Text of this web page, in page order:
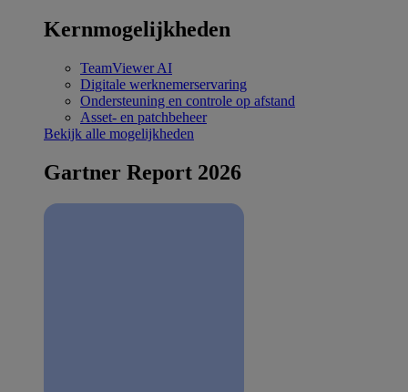
Kernmogelijkheden
TeamViewer AI
Digitale werknemerservaring
Ondersteuning en controle op afstand
Asset- en patchbeheer
Bekijk alle mogelijkheden
Gartner Report 2026